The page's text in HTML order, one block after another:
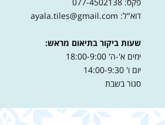
דוא"ל: ayala.tiles@gmail.com
שעות ביקור בתיאום מראש:
ימים א'-ה' 18:00-9:00
יום ו' 14:00-9:30
סגור בשבת